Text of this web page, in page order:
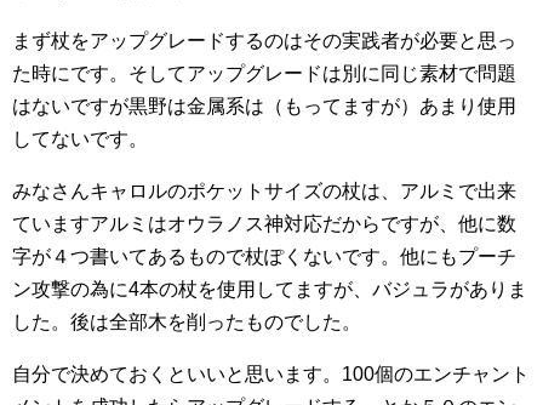
まず杖をアップグレードするのはその実践者が必要と思っ
た時にです。そしてアップグレードは別に同じ素材で問題
はないですが黒野は金属系は（もってますが）あまり使用
してないです。
みなさんキャロルのポケットサイズの杖は、アルミで出来
ていますアルミはオウラノス神対応だからですが、他に数
字が４つ書いてあるもので杖ぽくないです。他にもプーチ
ン攻撃の為に4本の杖を使用してますが、バジュラがありま
した。後は全部木を削ったものでした。
自分で決めておくといいと思います。100個のエンチャント